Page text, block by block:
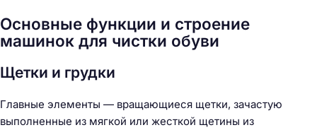
Основные функции и строение
машинок для чистки обуви
Щетки и грудки
Главные элементы — вращающиеся щетки, зачастую
выполненные из мягкой или жесткой щетины из